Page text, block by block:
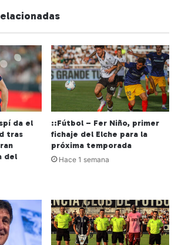
da el
tras
del
::Fútbol – Fer Niño, primer
fichaje del Elche para la
próxima temporada
Hace 1 semana